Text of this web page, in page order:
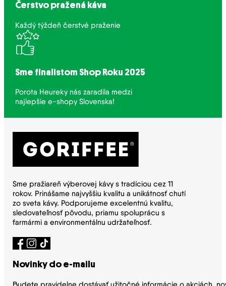
Čerstvo pražená káva
Každý týždeň čerstvé praženie
Sme finalistom Shop Roku 2025
Porota Heureky nás zaradila medzi
najlepšie e-shopy Slovenska!
Sme pražiareň výberovej kávy s tradíciou cez 11
rokov. Prinášame najvyššiu kvalitu a unikátnosť chutí
zo sveta kávy. Podporujeme excelentnú kvalitu,
sledovateľnosť pôvodu, priamu spoluprácu s
farmármi a environmentálnu udržateľnosť.
Novinky do e-mailu